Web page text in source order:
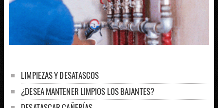
LIMPIEZAS Y DESATASCOS
¿DESEA MANTENER LIMPIOS LOS BAJANTES?